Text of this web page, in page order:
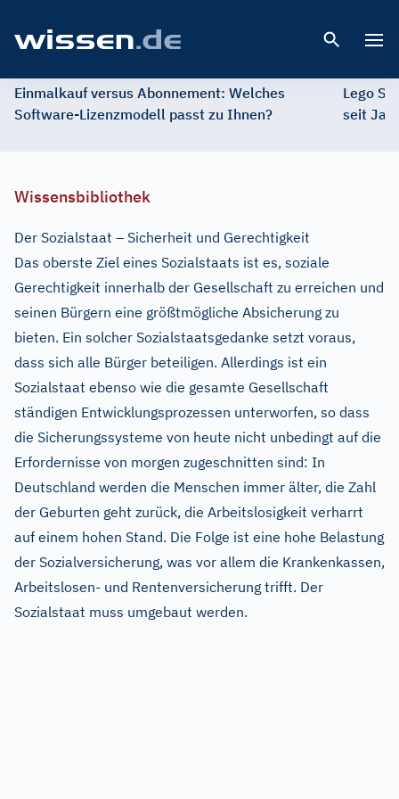
Einmalkauf versus Abonnement: Welches
Software-Lizenzmodell passt zu Ihnen?
Lego
seit
Wissensbibliothek
Der Sozialstaat – Sicherheit und Gerechtigkeit
Das oberste Ziel eines Sozialstaats ist es, soziale
Gerechtigkeit innerhalb der Gesellschaft zu erreichen und
seinen Bürgern eine größtmögliche Absicherung zu
bieten. Ein solcher Sozialstaatsgedanke setzt voraus,
dass sich alle Bürger beteiligen. Allerdings ist ein
Sozialstaat ebenso wie die gesamte Gesellschaft
ständigen Entwicklungsprozessen unterworfen, so dass
die Sicherungssysteme von heute nicht unbedingt auf die
Erfordernisse von morgen zugeschnitten sind: In
Deutschland werden die Menschen immer älter, die Zahl
der Geburten geht zurück, die Arbeitslosigkeit verharrt
auf einem hohen Stand. Die Folge ist eine hohe Belastung
der Sozialversicherung, was vor allem die Krankenkassen,
Arbeitslosen- und Rentenversicherung trifft. Der
Sozialstaat muss umgebaut werden.